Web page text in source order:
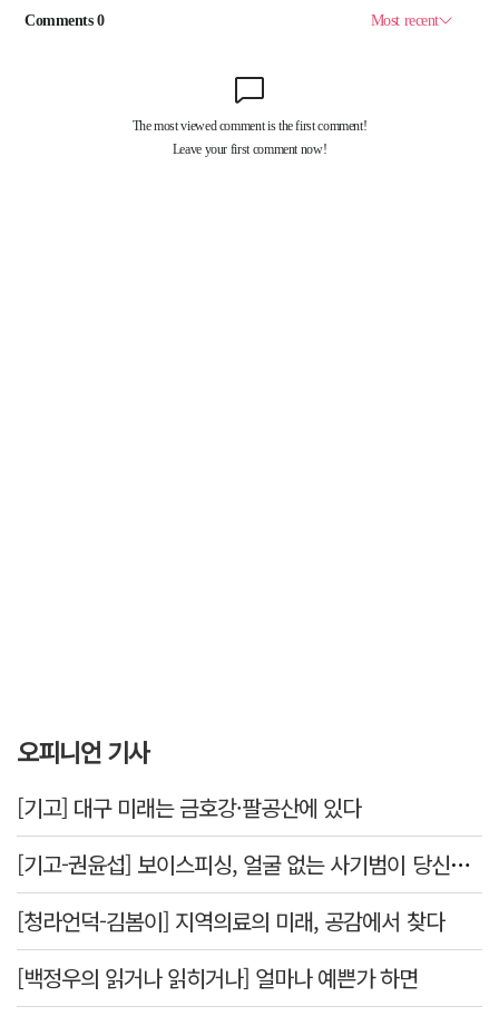
오피니언 기사
[기고] 대구 미래는 금호강·팔공산에 있다
[기고-권윤섭] 보이스피싱, 얼굴 없는 사기범이 당신을 노린다
[청라언덕-김봄이] 지역의료의 미래, 공감에서 찾다
[백정우의 읽거나 읽히거나] 얼마나 예쁜가 하면